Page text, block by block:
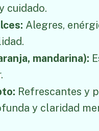
cuidado.
Alegres,
mandarina):
Refrescantes y
y claridad